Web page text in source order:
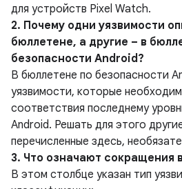
для устройств Pixel Watch.
2. Почему одни уязвимости
бюллетене, а другие – в
безопасности Android?
В бюллетене по безопасности
уязвимости, которые
соответствия последнему
Android. Решать для этого
перечисленные здесь,
3. Что означают сокращения
В этом столбце указан тип